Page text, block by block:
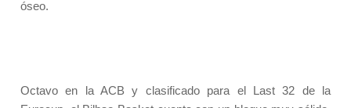
óseo.
Octavo en la ACB y clasificado para el Last 32 de la